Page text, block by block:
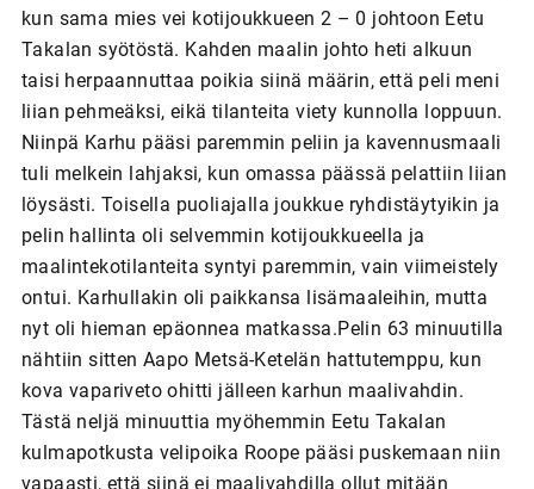
kun sama mies vei kotijoukkueen 2 – 0 johtoon Eetu
Takalan syötöstä. Kahden maalin johto heti alkuun
taisi herpaannuttaa poikia siinä määrin, että peli meni
liian pehmeäksi, eikä tilanteita viety kunnolla loppuun.
Niinpä Karhu pääsi paremmin peliin ja kavennusmaali
tuli melkein lahjaksi, kun omassa päässä pelattiin liian
löysästi. Toisella puoliajalla joukkue ryhdistäytyikin ja
pelin hallinta oli selvemmin kotijoukkueella ja
maalintekotilanteita syntyi paremmin, vain viimeistely
ontui. Karhullakin oli paikkansa lisämaaleihin, mutta
nyt oli hieman epäonnea matkassa.Pelin 63 minuutilla
nähtiin sitten Aapo Metsä-Ketelän hattutemppu, kun
kova vapariveto ohitti jälleen karhun maalivahdin.
Tästä neljä minuuttia myöhemmin Eetu Takalan
kulmapotkusta velipoika Roope pääsi puskemaan niin
vapaasti, että siinä ei maalivahdilla ollut mitään